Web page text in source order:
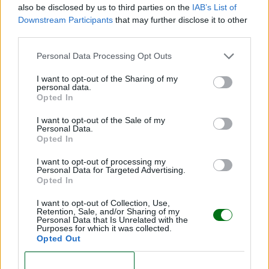
also be disclosed by us to third parties on the IAB’s List of
Downstream Participants that may further disclose it to other
Personal Data Processing Opt Outs
I want to opt-out of the Sharing of my
personal data.
Opted In
I want to opt-out of the Sale of my
Personal Data.
Opted In
I want to opt-out of processing my
Personal Data for Targeted Advertising.
Opted In
I want to opt-out of Collection, Use,
Retention, Sale, and/or Sharing of my
Personal Data that Is Unrelated with the
Purposes for which it was collected.
Opted Out
Qué sucede si la ictericia aumenta
demasiado
algunas zonas destinadas al control del
movimiento
cierto nivel, se practica una fototerapia: el niño es
expuesto durante ciertos períodos de tiempo más o
menos largos a una luz azulada y de alta densidad,
que descompone la bilirrubina presente en la sangre.
En casos más raros, puede ser necesario administrar
fármacos y recurrir a transfusiones de sangre.
(Te interesa:Enfermedades en bebés